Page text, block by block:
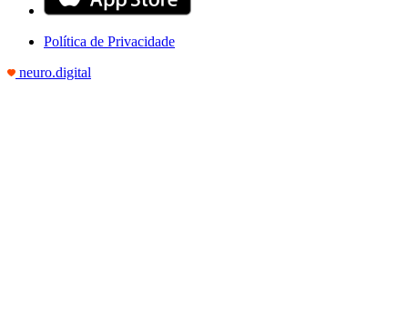
Política de Privacidade
neuro.digital